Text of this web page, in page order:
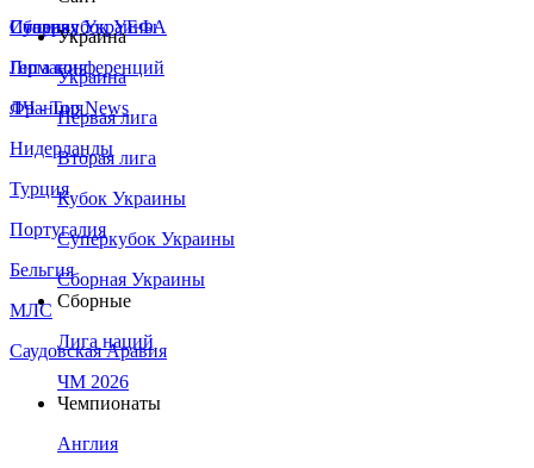
Сборная Украины
Италия
Германия
Франция
Нидерланды
Турция
Португалия
Бельгия
МЛС
Саудовская Аравия
Суперкубок УЕФА
Лига конференций
ЛЧ - Top News
Украина
Украина
Первая лига
Вторая лига
Кубок Украины
Суперкубок Украины
Сборная Украины
Сборные
Лига наций
ЧМ 2026
Чемпионаты
Англия